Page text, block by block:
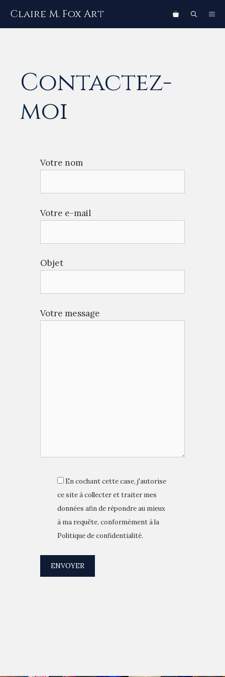
Claire M. Fox Art
Contactez-
moi
Votre nom
Votre e-mail
Objet
Votre message
En cochant cette case, j'autorise
ce site à collecter et traiter mes
données afin de répondre au mieux
à ma requête, conformément à la
Politique de confidentialité.